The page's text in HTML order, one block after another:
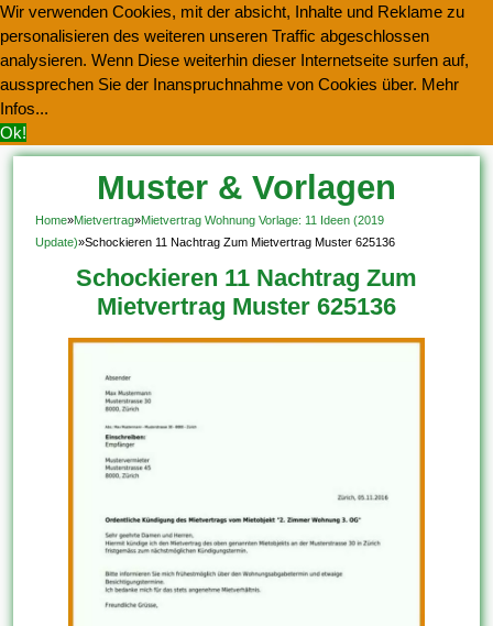
Wir verwenden Cookies, mit der absicht, Inhalte und Reklame zu
personalisieren des weiteren unseren Traffic abgeschlossen
analysieren. Wenn Diese weiterhin dieser Internetseite surfen auf,
aussprechen Sie der Inanspruchnahme von Cookies über. Mehr
Infos...
Ok!
Muster & Vorlagen
Kostenlos Herunterladen
Home»Mietvertrag»Mietvertrag Wohnung Vorlage: 11 Ideen (2019
Update)»Schockieren 11 Nachtrag Zum Mietvertrag Muster 625136
Schockieren 11 Nachtrag Zum
Mietvertrag Muster 625136